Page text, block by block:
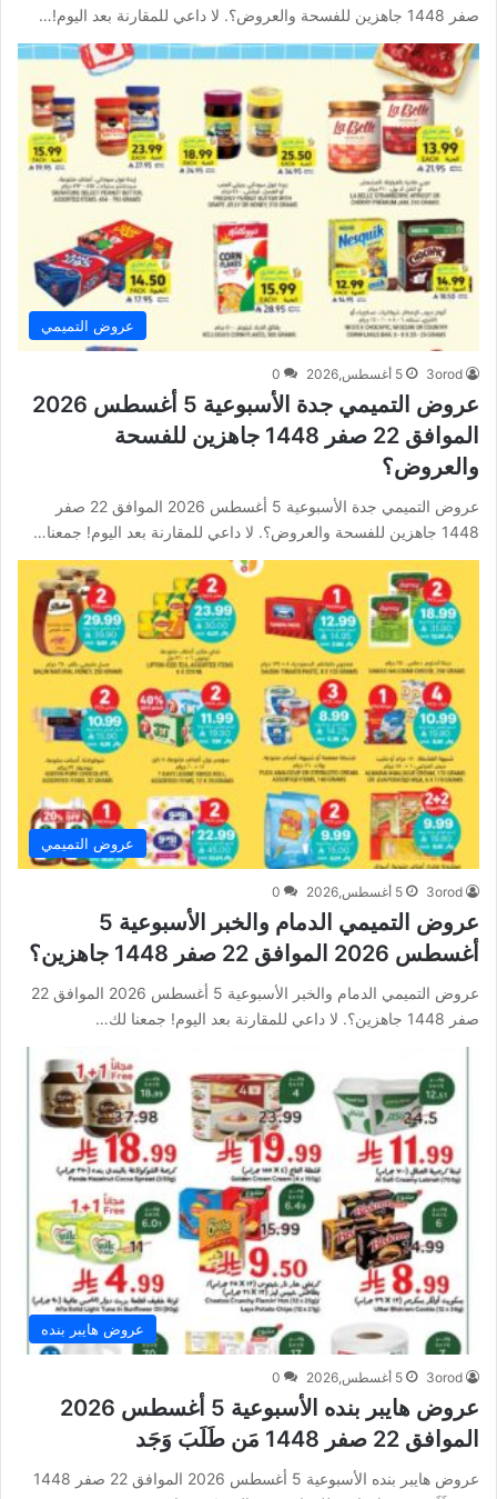
صفر 1448 جاهزين للفسحة والعروض؟. لا داعي للمقارنة بعد اليوم!…
عروض التميمي
3orod 5 أغسطس,2026 0
عروض التميمي جدة الأسبوعية 5 أغسطس 2026
الموافق 22 صفر 1448 جاهزين للفسحة
والعروض؟
عروض التميمي جدة الأسبوعية 5 أغسطس 2026 الموافق 22 صفر
1448 جاهزين للفسحة والعروض؟. لا داعي للمقارنة بعد اليوم! جمعنا…
عروض التميمي
3orod 5 أغسطس,2026 0
عروض التميمي الدمام والخبر الأسبوعية 5
أغسطس 2026 الموافق 22 صفر 1448 جاهزين؟
عروض التميمي الدمام والخبر الأسبوعية 5 أغسطس 2026 الموافق 22
صفر 1448 جاهزين؟. لا داعي للمقارنة بعد اليوم! جمعنا لك…
عروض هايبر بنده
3orod 5 أغسطس,2026 0
عروض هايبر بنده الأسبوعية 5 أغسطس 2026
الموافق 22 صفر 1448 مَن طَلَبَ وَجَد
عروض هايبر بنده الأسبوعية 5 أغسطس 2026 الموافق 22 صفر 1448